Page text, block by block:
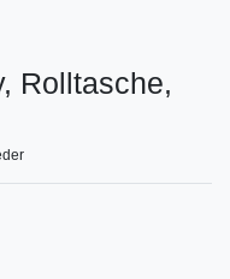
Rolltasche,